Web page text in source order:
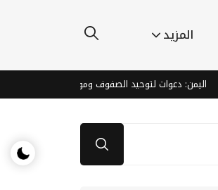
المزيد
اليمن: دعوات لتوحيد الصفوف ومواجهة التهديدات الأمنية